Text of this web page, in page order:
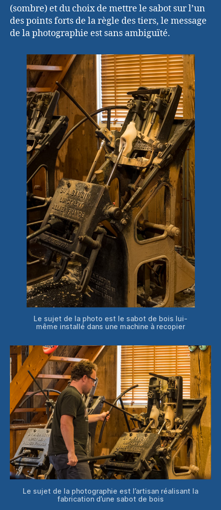
(sombre) et du choix de mettre le sabot sur l’un
des points forts de la règle des tiers, le message
de la photographie est sans ambiguïté.
Le sujet de la photo est le sabot de bois lui-
même installé dans une machine à recopier
Le sujet de la photographie est l’artisan réalisant la
fabrication d’une sabot de bois